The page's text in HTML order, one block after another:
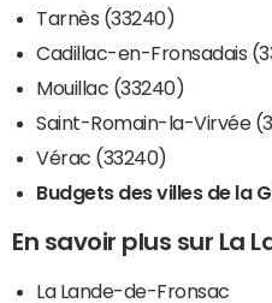
Tarnès (33240)
Cadillac-en-Fronsadais
Mouillac (33240)
Saint-Romain-la-Virvée
Vérac (33240)
Budgets des villes de la
En savoir plus sur La
La Lande-de-Fronsac